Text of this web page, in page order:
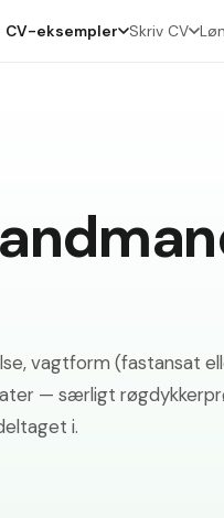
CV-eksempler Skriv CV
vagtform (fastansat
— særligt
i.